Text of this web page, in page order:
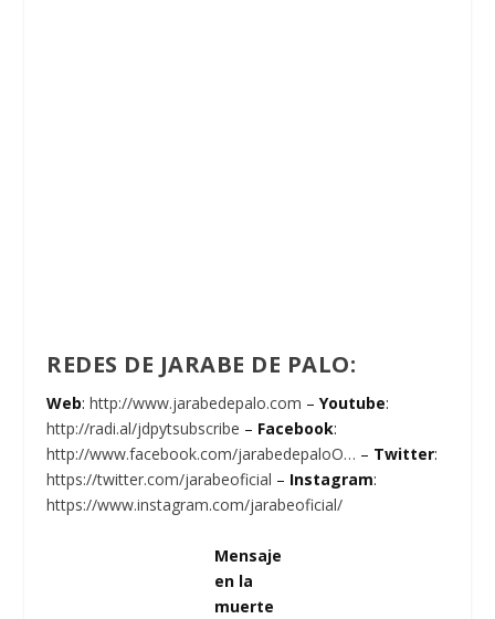
REDES DE JARABE DE PALO:
Web:http://www.jarabedepalo.com –Youtube:
http://radi.al/jdpytsubscribe – Facebook:
http://www.facebook.com/jarabedepaloO… – Twitter:
https://twitter.com/jarabeoficial – Instagram:
https://www.instagram.com/jarabeoficial/
Mensaje
en la
muerte